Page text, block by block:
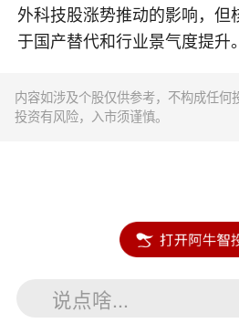
外科技股涨势推动的影响，但
于国产替代和行业景气度提升。
内容如涉及个股仅供参考，不构成任何
投资有风险，入市须谨慎。
说点啥...